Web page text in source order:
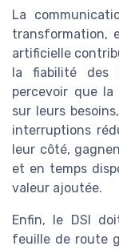
La
transformation,
artificielle
la fiabilité des
percevoir que
sur leurs
interruptions
leur côté,
et en temps
valeur ajoutée.
Enfin, le DSI
feuille de route